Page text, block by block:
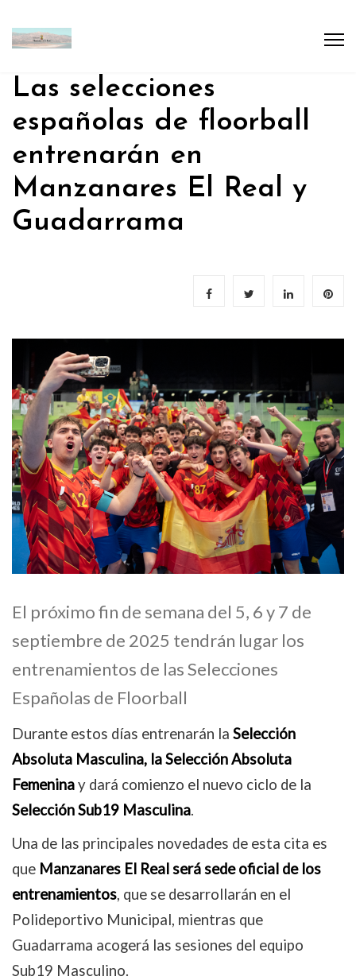
Las selecciones
españolas de floorball
entrenarán en
Manzanares El Real y
Guadarrama
El próximo fin de semana del 5, 6 y 7 de
septiembre de 2025 tendrán lugar los
entrenamientos de las Selecciones
Españolas de Floorball
Durante estos días entrenarán la Selección
Absoluta Masculina, la Selección Absoluta
Femeninay dará comienzo el nuevo ciclo de la
Selección Sub19 Masculina.
Una de las principales novedades de esta cita es
que Manzanares El Real será sede oficial de los
entrenamientos, que se desarrollarán en el
Polideportivo Municipal, mientras que
Guadarrama acogerá las sesiones del equipo
Sub19 Masculino.